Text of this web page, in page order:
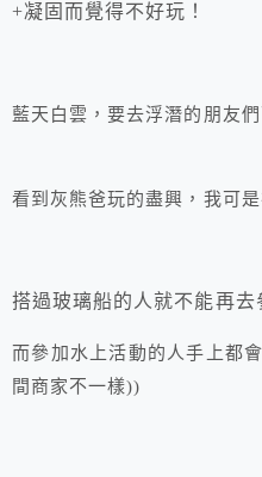
+凝固而覺得不好玩！
藍天白雲，要去浮潛的朋友們
看到灰熊爸玩的盡興，我可
搭過玻璃船的人就不能再去
而參加水上活動的人手上都
間商家不一樣))